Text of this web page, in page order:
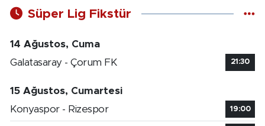
Süper Lig Fikstür
14 Ağustos, Cuma
Galatasaray - Çorum FK
21:30
15 Ağustos, Cumartesi
Konyaspor - Rizespor
19:00